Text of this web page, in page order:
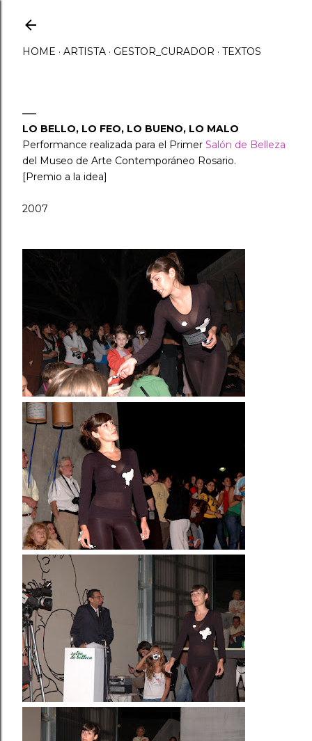
HOME ARTISTA GESTOR_CURADOR TEXTOS
LO BELLO, LO FEO, LO BUENO, LO MALO
Performance realizada para el Primer Salón de Belleza
del Museo de Arte Contemporáneo Rosario.
[Premio a la idea]
2007